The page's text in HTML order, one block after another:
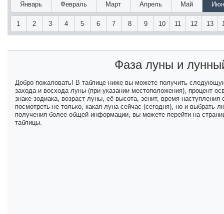
Январь Февраль Март Апрель Май
1 2 3 4 5 6 7 8 9 10 11 12 13
Фаза луны и
Добро пожаловать! В таблице ниже вы можете получить
захода и восхода луны (при указании местоположения), процент
знаке зодиака, возраст луны, её высота, зенит, время
посмотреть не только, какая луна сейчас (сегодня), но и
получения более общей информации, вы можете перейти на
таблицы.